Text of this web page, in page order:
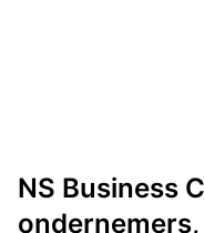
NS Business